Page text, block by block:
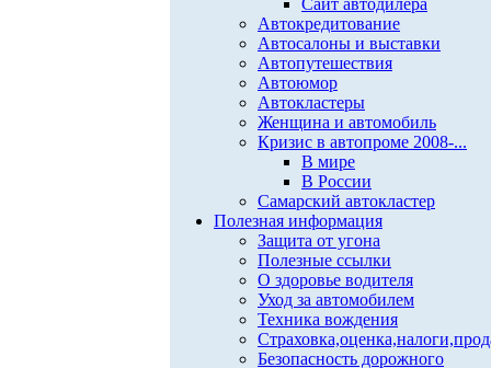
Сайт автодилера
Автокредитование
Автосалоны и выставки
Автопутешествия
Автоюмор
Автокластеры
Женщина и автомобиль
Кризис в автопроме 2008-...
В мире
В России
Самарский автокластер
Полезная информация
Защита от угона
Полезные ссылки
О здоровье водителя
Уход за автомобилем
Техника вождения
Безопасность дорожного